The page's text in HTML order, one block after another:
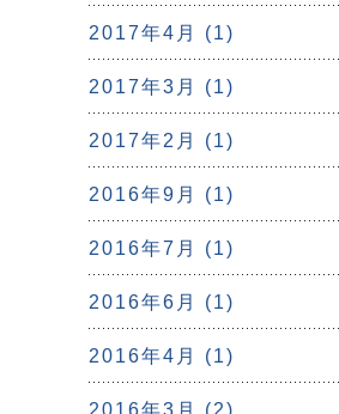
2017年4月 (1)
2017年3月 (1)
2017年2月 (1)
2016年9月 (1)
2016年7月 (1)
2016年6月 (1)
2016年4月 (1)